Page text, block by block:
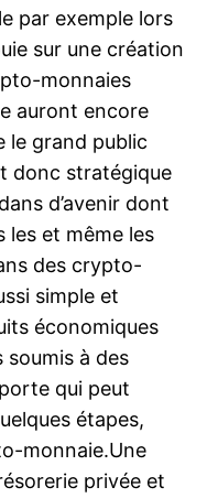
par exemple lors
sur une création
monnaies
auront encore
le grand public
donc stratégique
d’avenir dont
les et même les
des crypto-
simple et
économiques
à des
qui peut
étapes,
monnaie.Une
privée et